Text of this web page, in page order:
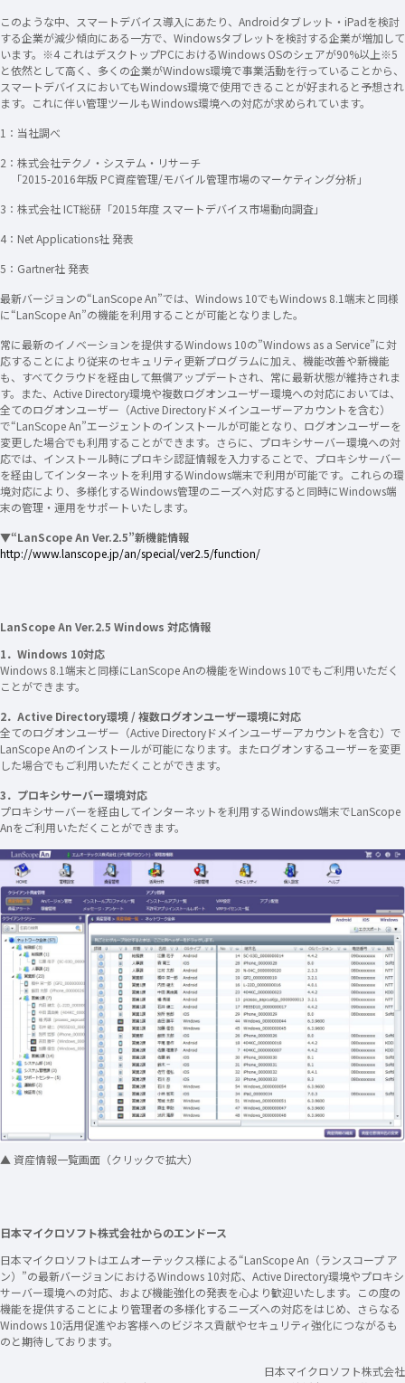
このような中、スマートデバイス導入にあたり、Androidタブレット・iPadを検討
する企業が減少傾向にある一方で、Windowsタブレットを検討する企業が増加して
います。※4 これはデスクトップPCにおけるWindows OSのシェアが90%以上※5
と依然として高く、多くの企業がWindows環境で事業活動を行っていることから、
スマートデバイスにおいてもWindows環境で使用できることが好まれると予想され
ます。これに伴い管理ツールもWindows環境への対応が求められています。
1：当社調べ
2：株式会社テクノ・システム・リサーチ
「2015-2016年版 PC資産管理/モバイル管理市場のマーケティング分析」
3：株式会社 ICT総研「2015年度 スマートデバイス市場動向調査」
4：Net Applications社 発表
5：Gartner社 発表
最新バージョンの“LanScope An”では、Windows 10でもWindows 8.1端末と同様
に“LanScope An”の機能を利用することが可能となりました。
常に最新のイノベーションを提供するWindows 10の”Windows as a Service”に対
応することにより従来のセキュリティ更新プログラムに加え、機能改善や新機能
も、すべてクラウドを経由して無償アップデートされ、常に最新状態が維持されま
す。また、Active Directory環境や複数ログオンユーザー環境への対応においては、
全てのログオンユーザー（Active Directoryドメインユーザーアカウントを含む）
で“LanScope An”エージェントのインストールが可能となり、ログオンユーザーを
変更した場合でも利用することができます。さらに、プロキシサーバー環境への対
応では、インストール時にプロキシ認証情報を入力することで、プロキシサーバー
を経由してインターネットを利用するWindows端末で利用が可能です。これらの環
境対応により、多様化するWindows管理のニーズへ対応すると同時にWindows端
末の管理・運用をサポートいたします。
▼“LanScope An Ver.2.5”新機能情報
http://www.lanscope.jp/an/special/ver2.5/function/
LanScope An Ver.2.5 Windows 対応情報
1．Windows 10対応
Windows 8.1端末と同様にLanScope Anの機能をWindows 10でもご利用いただく
ことができます。
2．Active Directory環境 / 複数ログオンユーザー環境に対応
全てのログオンユーザー（Active Directoryドメインユーザーアカウントを含む）で
LanScope Anのインストールが可能になります。またログオンするユーザーを変更
した場合でもご利用いただくことができます。
3．プロキシサーバー環境対応
プロキシサーバーを経由してインターネットを利用するWindows端末でLanScope
Anをご利用いただくことができます。
▲ 資産情報一覧画面（クリックで拡大）
日本マイクロソフト株式会社からのエンドース
日本マイクロソフトはエムオーテックス様による“LanScope An（ランスコープ ア
ン）”の最新バージョンにおけるWindows 10対応、Active Directory環境やプロキシ
サーバー環境への対応、および機能強化の発表を心より歓迎いたします。この度の
機能を提供することにより管理者の多様化するニーズへの対応をはじめ、さらなる
Windows 10活用促進やお客様へのビジネス貢献やセキュリティ強化につながるも
のと期待しております。
日本マイクロソフト株式会社